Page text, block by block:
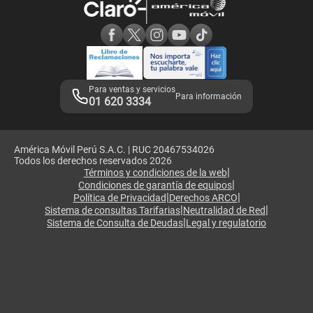
Adquirientes iPhone 6, 6S y SE
Mensaje de Seguridad
Términos y Condiciones de Tienda Claro
Libro de Reclamaciones
Legales de marketplace
Para ventas y servicios
01 620 3334 Para información
América Móvil Perú S.A.C. | RUC 20467534026
Todos los derechos reservados 2026
Términos y condiciones de la web|
Condiciones de garantía de equipos|
Política de Privacidad|Derechos ARCO|
Sistema de consultas Tarifarias|Neutralidad de Red|
Sistema de Consulta de Deudas|Legal y regulatorio